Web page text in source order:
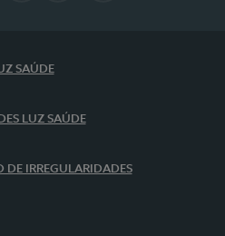
SAÚDE
LUZ SAÚDE
IRREGULARIDADES